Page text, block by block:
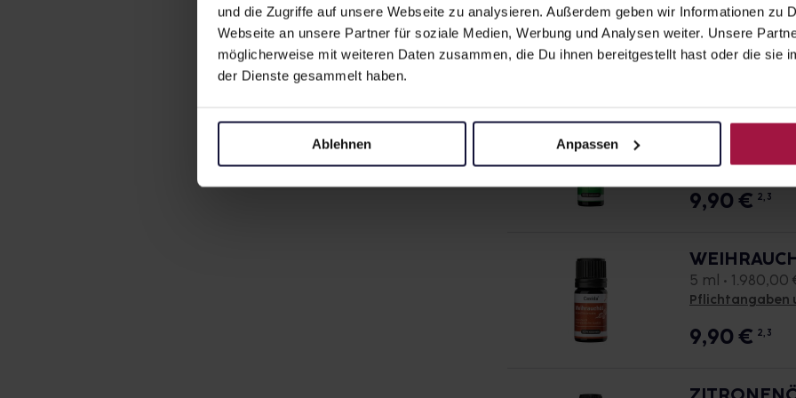
und die Zugriffe auf unsere Webseite zu analysieren. Außerdem geben wir Informationen zu
Webseite an unsere Partner für soziale Medien, Werbung und Analysen weiter. Unsere
möglicherweise mit weiteren Daten zusammen, die Du ihnen bereitgestellt hast oder die sie
der Dienste gesammelt haben.
Ablehnen Anpassen
10 ml • 995,00
Pflichtangaben
9,95 € 2, 3
TEEBAUM
10 ml • 990,00
Pflichtangaben
9,90€ 2, 3
5 ml • 1.980,00
Pflichtangaben
9,90€ 2, 3